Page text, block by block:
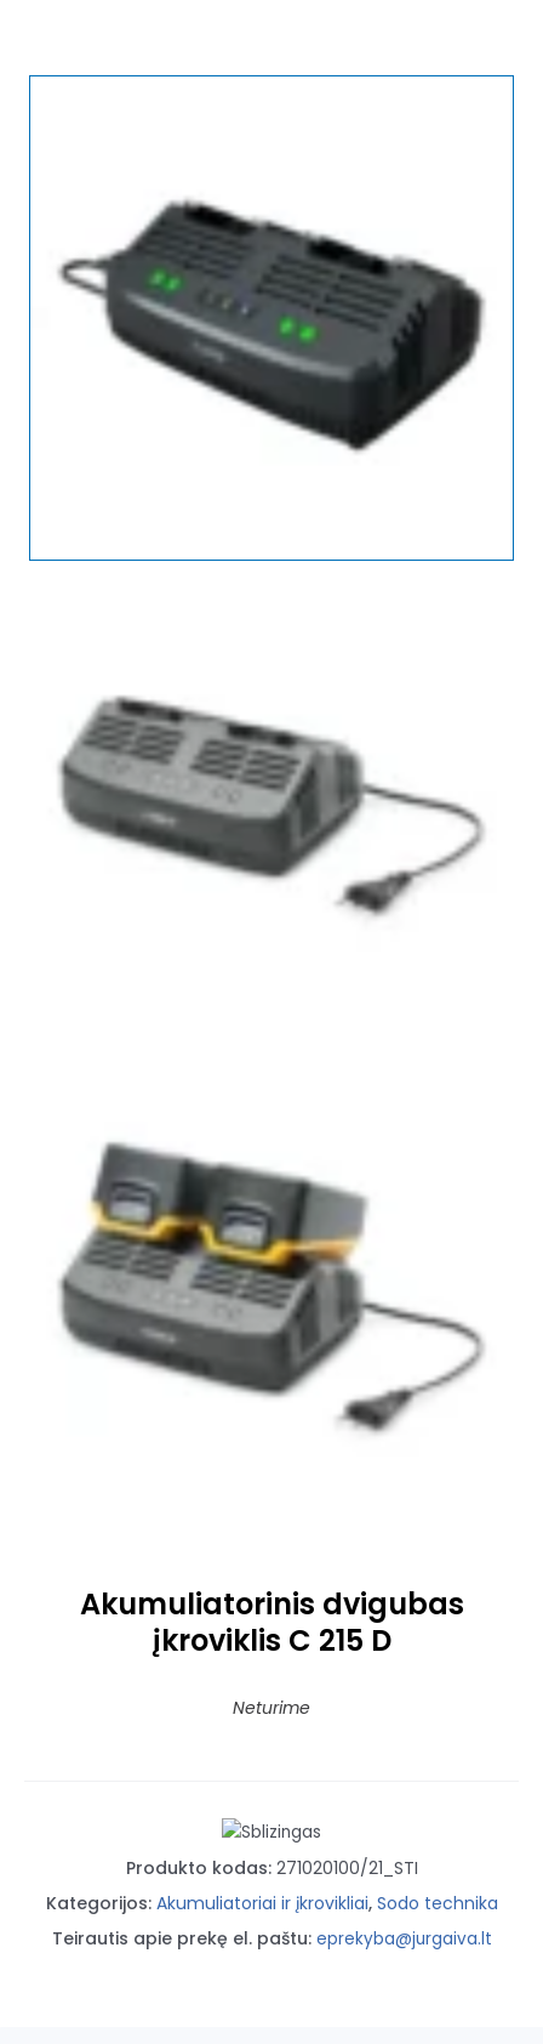
Akumuliatorinis dvigubas
įkroviklis C 215 D
Neturime
Produkto kodas: 271020100/21_STI
Kategorijos: Akumuliatoriai ir įkrovikliai, Sodo technika
Teirautis apie prekę el. paštu: eprekyba@jurgaiva.lt